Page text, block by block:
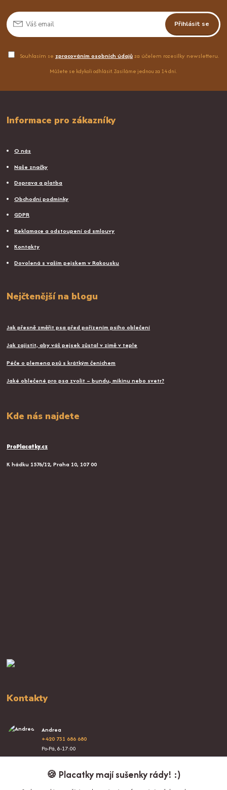
Přihlásit se
Souhlasím se zpracováním osobních údajůza účelem rozesílky newsletteru.
Můžete se kdykoli odhlásit. Zasíláme jednou za 14 dní.
Informace pro zákazníky
O nás
Naše značky
Doprava a platba
Obchodní podmínky
GDPR
Reklamace a odstoupení od smlouvy
Kontakty
Dovolená s vaším pejskem v Rakousku
Nejčtenější na blogu
Jak přesně změřit psa před pořízením psího oblečení
Jak zajistit, aby váš pejsek zůstal v zimě v teple
Péče o plemena psů s krátkým čenichem
Jaké oblečené pro psa zvolit – bundu, mikinu nebo svetr?
Kde nás najdete
ProPlacatky.cz
K hádku 1576/12, Praha 10, 107 00
Kontakty
Andrea
+420 731 686 680
Po-Pá, 8-17:00
info@proplacatky.cz🍪 Placatky mají sušenky rády! :)